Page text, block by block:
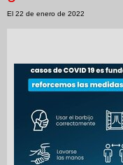
El 22 de enero de 2022